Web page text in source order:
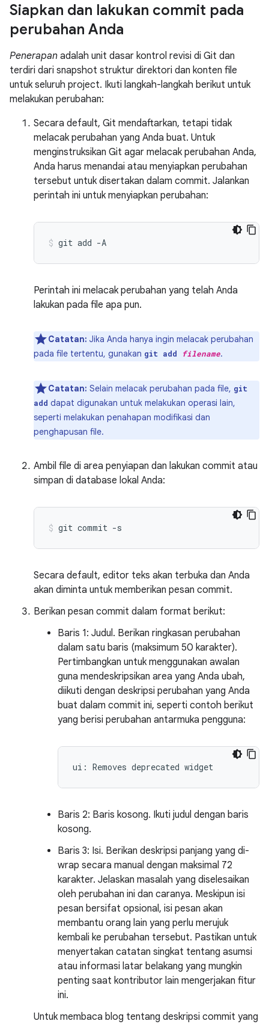
Siapkan dan lakukan commit pada
perubahan Anda
Penerapan adalah unit dasar kontrol revisi di Git dan
terdiri dari snapshot struktur direktori dan konten file
untuk seluruh project. Ikuti langkah-langkah berikut untuk
melakukan perubahan:
Secara default, Git mendaftarkan, tetapi tidak
melacak perubahan yang Anda buat. Untuk
menginstruksikan Git agar melacak perubahan Anda,
Anda harus menandai atau menyiapkan perubahan
tersebut untuk disertakan dalam commit. Jalankan
perintah ini untuk menyiapkan perubahan:
git add -A
Perintah ini melacak perubahan yang telah Anda
lakukan pada file apa pun.
Catatan: Jika Anda hanya ingin melacak perubahan
pada file tertentu, gunakan git add filename.
Catatan: Selain melacak perubahan pada file, git
add dapat digunakan untuk melakukan operasi lain,
seperti melakukan penahapan modifikasi dan
penghapusan file.
Ambil file di area penyiapan dan lakukan commit atau
simpan di database lokal Anda:
git commit -s
Secara default, editor teks akan terbuka dan Anda
akan diminta untuk memberikan pesan commit.
Berikan pesan commit dalam format berikut:
Baris 1: Judul. Berikan ringkasan perubahan
dalam satu baris (maksimum 50 karakter).
Pertimbangkan untuk menggunakan awalan
guna mendeskripsikan area yang Anda ubah,
diikuti dengan deskripsi perubahan yang Anda
buat dalam commit ini, seperti contoh berikut
yang berisi perubahan antarmuka pengguna:
Baris 2: Baris kosong. Ikuti judul dengan baris
kosong.
Baris 3: Isi. Berikan deskripsi panjang yang di-
wrap secara manual dengan maksimal 72
karakter. Jelaskan masalah yang diselesaikan
oleh perubahan ini dan caranya. Meskipun isi
pesan bersifat opsional, isi pesan akan
membantu orang lain yang perlu merujuk
kembali ke perubahan tersebut. Pastikan untuk
menyertakan catatan singkat tentang asumsi
atau informasi latar belakang yang mungkin
penting saat kontributor lain mengerjakan fitur
ini.
Untuk membaca blog tentang deskripsi commit yang